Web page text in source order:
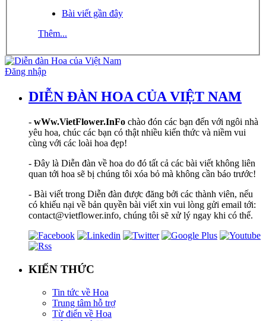
Bài viết gần đây
Thêm...
Đăng nhập
DIỄN ĐÀN HOA CỦA VIỆT NAM
- wWw.VietFlower.InFo chào đón các bạn đến với ngôi nhà
yêu hoa, chúc các bạn có thật nhiều kiến thức và niềm vui
cùng với các loài hoa đẹp!
- Đây là Diễn đàn về hoa do đó tất cả các bài viết không liên
quan tới hoa sẽ bị chúng tôi xóa bỏ mà không cần báo trước!
- Bài viết trong Diễn đàn được đăng bởi các thành viên, nếu
có khiếu nại về bản quyền bài viết xin vui lòng gửi email tới:
contact@vietflower.info, chúng tôi sẽ xử lý ngay khi có thể.
KIẾN THỨC
Tin tức về Hoa
Trung tâm hỗ trợ
Từ điển về Hoa